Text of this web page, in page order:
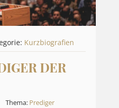
Kurzbiografien
DER
Thema: Prediger